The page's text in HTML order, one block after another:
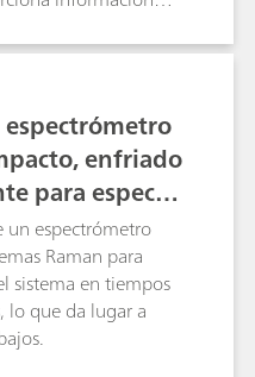
que solo la
utilizada.
enfriado
para espectr
fluorescencia
un espectrómetro
Raman para
sistema en tiempos
lo que da lugar a